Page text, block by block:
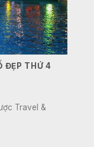
ĐẸP THỨ 4
Travel &